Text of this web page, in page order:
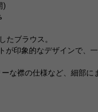
)
たブラウス。
が印象的なデザインで、
な襟の仕様など、細部に